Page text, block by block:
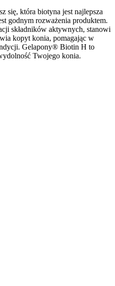
się, która biotyna jest najlepsza
godnym rozważenia produktem.
składników aktywnych, stanowi
kopyt konia, pomagając w
Gelapony® Biotin H to
Twojego konia.